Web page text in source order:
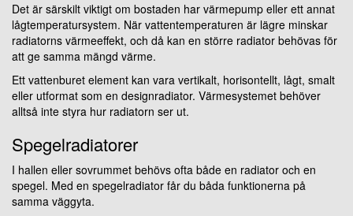
Det är särskilt viktigt om bostaden har värmepump eller ett annat
lågtemperatursystem. När vattentemperaturen är lägre minskar
radiatorns värmeeffekt, och då kan en större radiator behövas för
att ge samma mängd värme.
Ett vattenburet element kan vara vertikalt, horisontellt, lågt, smalt
eller utformat som en designradiator. Värmesystemet behöver
alltså inte styra hur radiatorn ser ut.
Spegelradiatorer
I hallen eller sovrummet behövs ofta både en radiator och en
spegel. Med en spegelradiator får du båda funktionerna på
samma väggyta.